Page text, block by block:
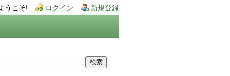
うこそ! ログイン 新規登録